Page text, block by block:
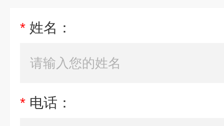
* 姓名：
* 电话：